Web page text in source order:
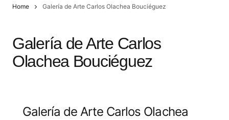
Home Galería de Arte Carlos Olachea Bouciéguez
Galería de Arte Carlos
Olachea Bouciéguez
Galería de Arte Carlos Olachea